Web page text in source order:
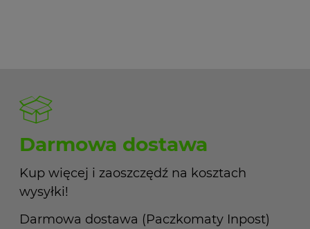
Darmowa dostawa
Kup więcej i zaoszczędź na kosztach
wysyłki!
Darmowa dostawa (Paczkomaty Inpost)